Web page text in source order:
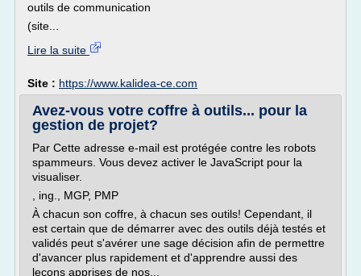
outils de communication
(site...
Lire la suite
Site : https://www.kalidea-ce.com
Avez-vous votre coffre à outils... pour la
gestion de projet?
Par Cette adresse e-mail est protégée contre les robots
spammeurs. Vous devez activer le JavaScript pour la
visualiser.
, ing., MGP, PMP
À chacun son coffre, à chacun ses outils! Cependant, il
est certain que de démarrer avec des outils déjà testés et
validés peut s'avérer une sage décision afin de permettre
d'avancer plus rapidement et d'apprendre aussi des
leçons apprises de nos...